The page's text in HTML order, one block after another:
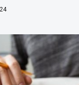
texto foi colocado na